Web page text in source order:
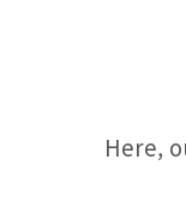
Here,